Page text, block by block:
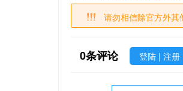
请勿相信除官方外其
0条评论 登陆 | 注册